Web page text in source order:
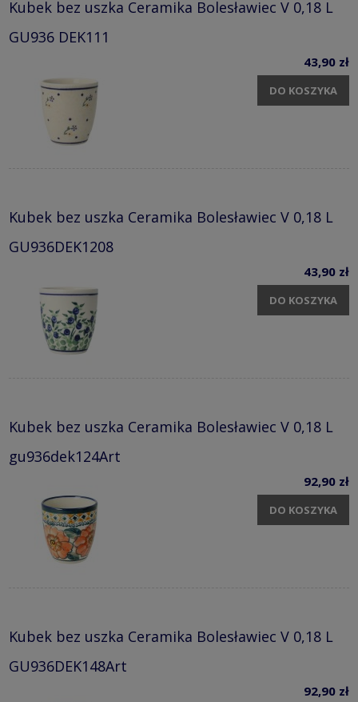
Kubek bez uszka Ceramika Bolesławiec V 0,18 L
GU936 DEK111
43,90 zł
DO KOSZYKA
Kubek bez uszka Ceramika Bolesławiec V 0,18 L
GU936DEK1208
43,90 zł
DO KOSZYKA
Kubek bez uszka Ceramika Bolesławiec V 0,18 L
gu936dek124Art
92,90 zł
DO KOSZYKA
Kubek bez uszka Ceramika Bolesławiec V 0,18 L
GU936DEK148Art
92,90 zł